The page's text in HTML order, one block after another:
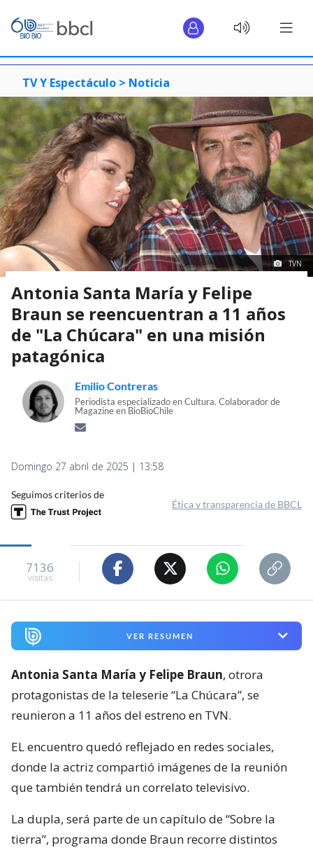
TV Y Espectáculo > Noticia
TVN
Antonia Santa María y Felipe
Braun se reencuentran a 11 años
de "La Chúcara" en una misión
patagónica
Emilio Contreras
Periodista especializado en Cultura. Colaborador de
Magazine en BioBioChile
Domingo 27 abril de 2025 | 13:58
Seguimos criterios de
Ética y transparencia de BBCL
7136
visitas
VER RESUMEN
Antonia Santa María y Felipe Braun, otrora
protagonistas de la teleserie “La Chúcara”, se
reunieron a 11 años del estreno en TVN.
EL encuentro quedó reflejado en redes sociales,
donde la actriz compartió imágenes de la reunión
que también tendrá un correlato televisivo.
La dupla, será parte de un capítulo de “Sobre la
tierra”, programa donde Braun recorre distintos